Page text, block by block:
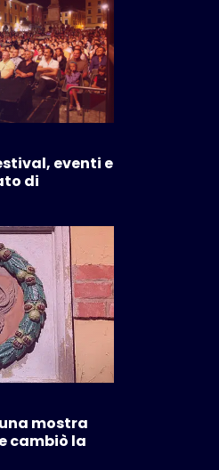
eventi e
di
mostra
cambiò la